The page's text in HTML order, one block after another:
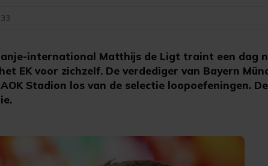
international Matthijs de Ligt traint een dag
EK voor zichzelf. De verdediger van Bayern
Stadion los van de selectie loopoefeningen.